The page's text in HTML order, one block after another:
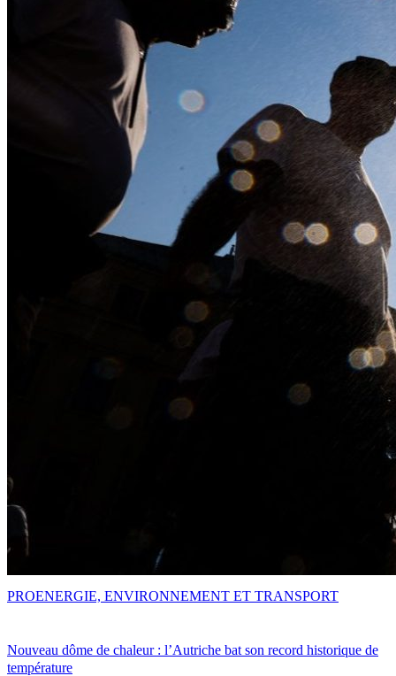
Nouveau dôme de chaleur : l’Autriche bat son record historique de
température
PROENERGIE, ENVIRONNEMENT ET TRANSPORT